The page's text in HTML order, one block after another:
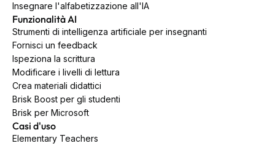
Insegnare l'alfabetizzazione all'IA
Funzionalità AI
Strumenti di intelligenza artificiale per insegnanti
Fornisci un feedback
Ispeziona la scrittura
Modificare i livelli di lettura
Crea materiali didattici
Brisk Boost per gli studenti
Brisk per Microsoft
Casi d'uso
Elementary Teachers